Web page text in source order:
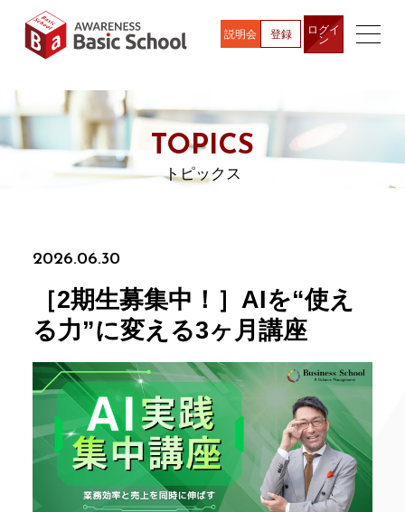
説明会 登録
ログイ
ン
TOPICS
トピックス
2026.06.30
［2期生募集中！］AIを“使え
る力”に変える3ヶ月講座